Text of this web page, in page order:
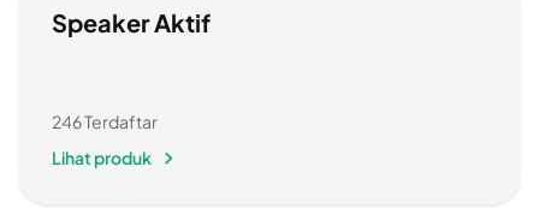
Speaker Aktif
246 Terdaftar
Lihat produk